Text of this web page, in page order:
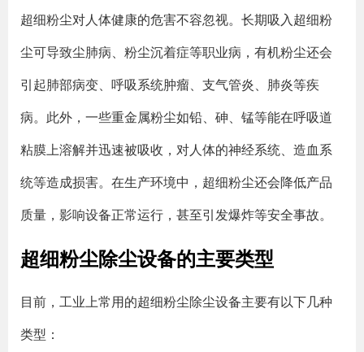
超细粉尘对人体健康的危害不容忽视。长期吸入超细粉
尘可导致尘肺病、粉尘沉着症等职业病，有机粉尘还会
引起肺部病变、呼吸系统肿瘤、支气管炎、肺炎等疾
病。此外，一些重金属粉尘如铅、砷、锰等能在呼吸道
粘膜上溶解并迅速被吸收，对人体的神经系统、造血系
统等造成损害。在生产环境中，超细粉尘还会降低产品
质量，影响设备正常运行，甚至引发爆炸等安全事故。
超细粉尘除尘设备的主要类型
目前，工业上常用的超细粉尘除尘设备主要有以下几种
类型：